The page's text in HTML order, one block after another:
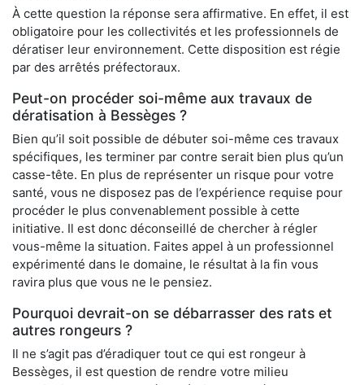
À cette question la réponse sera affirmative. En effet, il est
obligatoire pour les collectivités et les professionnels de
dératiser leur environnement. Cette disposition est régie
par des arrêtés préfectoraux.
Peut-on procéder soi-même aux travaux de
dératisation à Bessèges ?
Bien qu’il soit possible de débuter soi-même ces travaux
spécifiques, les terminer par contre serait bien plus qu’un
casse-tête. En plus de représenter un risque pour votre
santé, vous ne disposez pas de l’expérience requise pour
procéder le plus convenablement possible à cette
initiative. Il est donc déconseillé de chercher à régler
vous-même la situation. Faites appel à un professionnel
expérimenté dans le domaine, le résultat à la fin vous
ravira plus que vous ne le pensiez.
Pourquoi devrait-on se débarrasser des rats et
autres rongeurs ?
Il ne s’agit pas d’éradiquer tout ce qui est rongeur à
Bessèges, il est question de rendre votre milieu